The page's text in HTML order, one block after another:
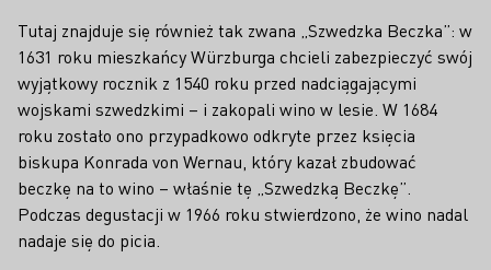
Tutaj znajduje się również tak zwana „Szwedzka Beczka”: w
1631 roku mieszkańcy Würzburga chcieli zabezpieczyć swój
wyjątkowy rocznik z 1540 roku przed nadciągającymi
wojskami szwedzkimi – i zakopali wino w lesie. W 1684
roku zostało ono przypadkowo odkryte przez księcia
biskupa Konrada von Wernau, który kazał zbudować
beczkę na to wino – właśnie tę „Szwedzką Beczkę”.
Podczas degustacji w 1966 roku stwierdzono, że wino nadal
nadaje się do picia.